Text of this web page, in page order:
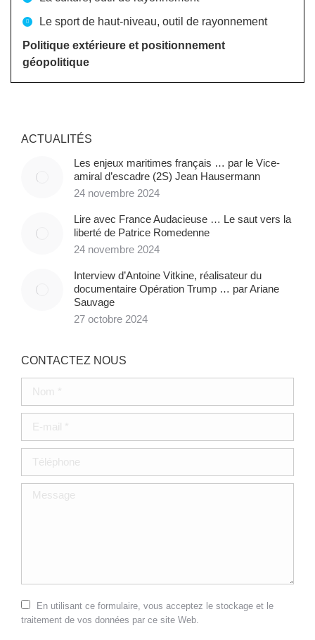
Le sport de haut-niveau, outil de rayonnement
Politique extérieure et positionnement
géopolitique
ACTUALITÉS
Les enjeux maritimes français … par le Vice-
amiral d’escadre (2S) Jean Hausermann
24 novembre 2024
Lire avec France Audacieuse … Le saut vers la
liberté de Patrice Romedenne
24 novembre 2024
Interview d’Antoine Vitkine, réalisateur du
documentaire Opération Trump … par Ariane
Sauvage
27 octobre 2024
CONTACTEZ NOUS
Message
En utilisant ce formulaire, vous acceptez le stockage et le
traitement de vos données par ce site Web.